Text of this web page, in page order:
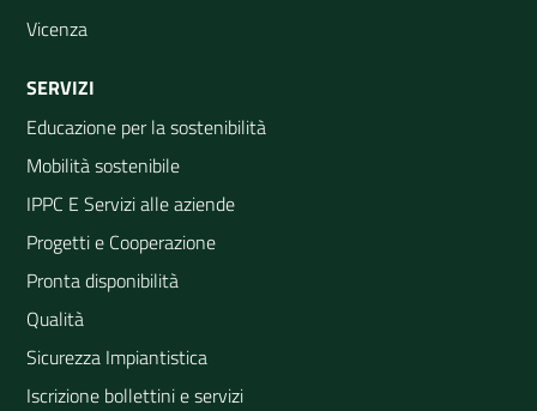
Vicenza
SERVIZI
Educazione per la sostenibilità
Mobilità sostenibile
IPPC E Servizi alle aziende
Progetti e Cooperazione
Pronta disponibilità
Qualità
Sicurezza Impiantistica
Iscrizione bollettini e servizi